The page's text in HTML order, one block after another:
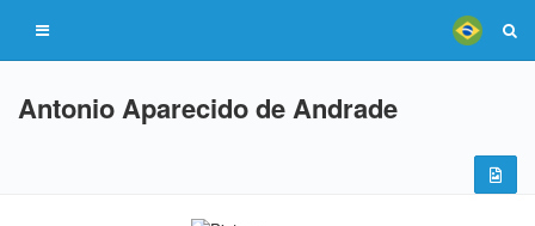
Antonio Aparecido de Andrade